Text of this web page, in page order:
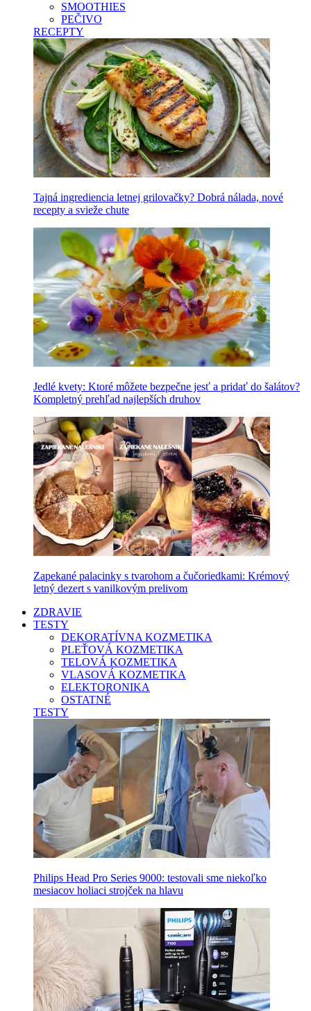
SMOOTHIES
PEČIVO
RECEPTY
Tajná ingrediencia letnej grilovačky? Dobrá nálada, nové
recepty a svieže chute
Jedlé kvety: Ktoré môžete bezpečne jesť a pridať do šalátov?
Kompletný prehľad najlepších druhov
Zapekané palacinky s tvarohom a čučoriedkami: Krémový
letný dezert s vanilkovým prelivom
ZDRAVIE
TESTY
DEKORATÍVNA KOZMETIKA
PLEŤOVÁ KOZMETIKA
TELOVÁ KOZMETIKA
VLASOVÁ KOZMETIKA
ELEKTORONIKA
OSTATNÉ
TESTY
Philips Head Pro Series 9000: testovali sme niekoľko
mesiacov holiaci strojček na hlavu